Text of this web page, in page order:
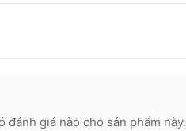
đánh giá nào cho sản phẩm này.